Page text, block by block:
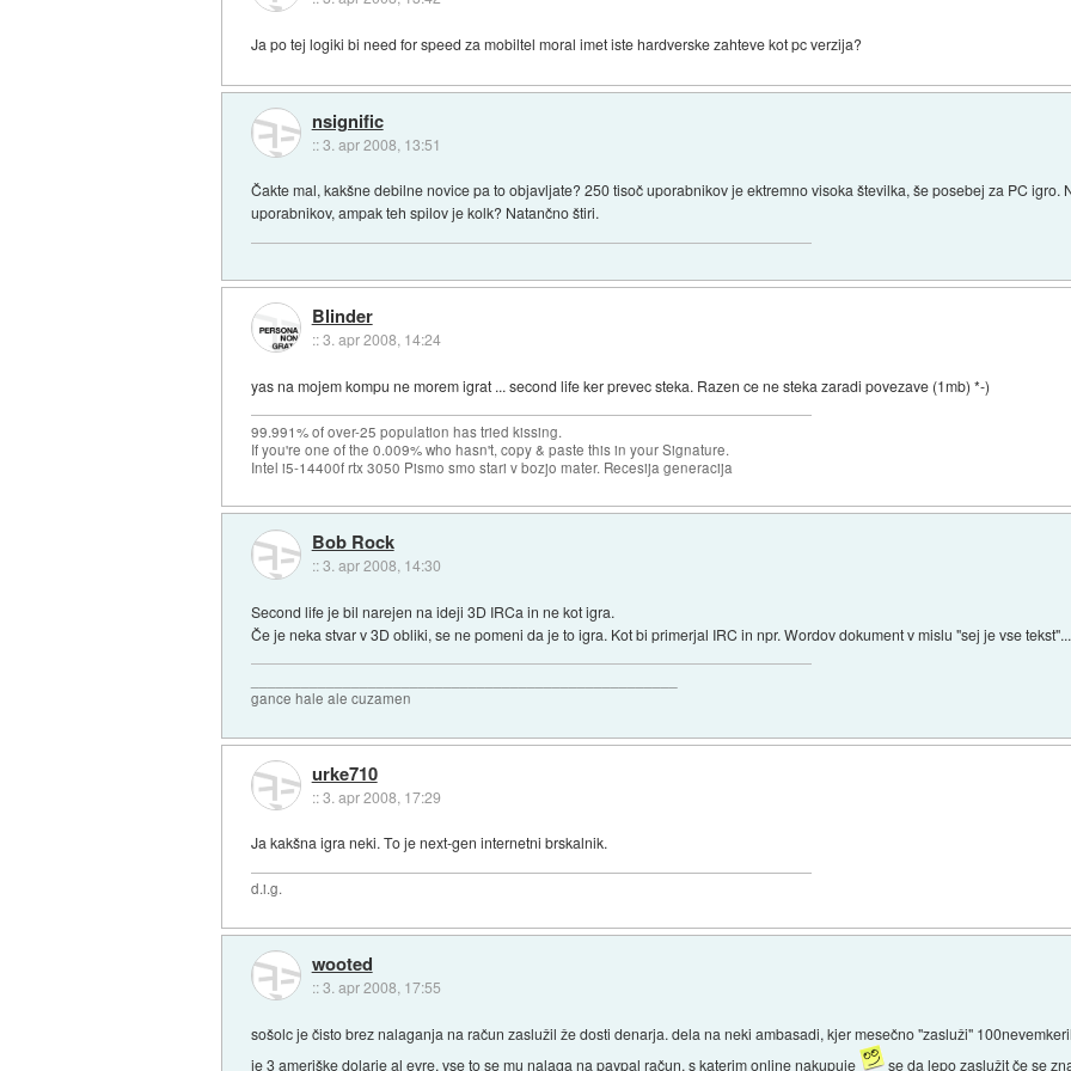
Ja po tej logiki bi need for speed za mobiltel moral imet iste hardverske zahteve kot pc verzija?
nsignific
::3. apr 2008, 13:51
Čakte mal, kakšne debilne novice pa to objavljate? 250 tisoč uporabnikov je ektremno visoka številka, še posebej za PC igro.
uporabnikov, ampak teh spilov je kolk? Natančno štiri.
Blinder
::3. apr 2008, 14:24
yas na mojem kompu ne morem igrat ... second life ker prevec steka. Razen ce ne steka zaradi povezave (1mb) *-)
99.991% of over-25 population has tried kissing.
If you're one of the 0.009% who hasn't, copy & paste this in your Signature.
Intel i5-14400f rtx 3050 Pismo smo stari v bozjo mater. Recesija generacija
Bob Rock
::3. apr 2008, 14:30
Second life je bil narejen na ideji 3D IRCa in ne kot igra.
Če je neka stvar v 3D obliki, se ne pomeni da je to igra. Kot bi primerjal IRC in npr. Wordov dokument v mislu "sej je vse tekst"...
gance hale ale cuzamen
urke710
::3. apr 2008, 17:29
Ja kakšna igra neki. To je next-gen internetni brskalnik.
d.i.g.
wooted
::3. apr 2008, 17:55
sošolc je čisto brez nalaganja na račun zaslužil že dosti denarja. dela na neki ambasadi, kjer mesečno "zasluži"
je 3 ameriške dolarje al evre. vse to se mu nalaga na paypal račun, s katerim online nakupuje
se da lepo zaslužit če se